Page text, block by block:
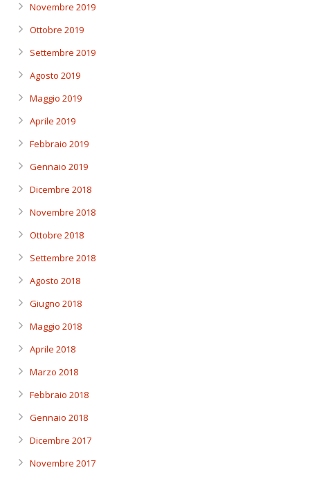
Novembre 2019
Ottobre 2019
Settembre 2019
Agosto 2019
Maggio 2019
Aprile 2019
Febbraio 2019
Gennaio 2019
Dicembre 2018
Novembre 2018
Ottobre 2018
Settembre 2018
Agosto 2018
Giugno 2018
Maggio 2018
Aprile 2018
Marzo 2018
Febbraio 2018
Gennaio 2018
Dicembre 2017
Novembre 2017